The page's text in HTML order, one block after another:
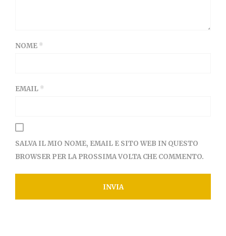
NOME *
EMAIL *
SALVA IL MIO NOME, EMAIL E SITO WEB IN QUESTO
BROWSER PER LA PROSSIMA VOLTA CHE COMMENTO.